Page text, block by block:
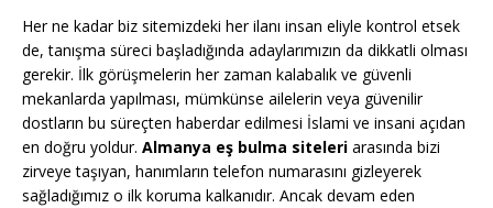
Her ne kadar biz sitemizdeki her ilanı insan eliyle kontrol etsek
de, tanışma süreci başladığında adaylarımızın da dikkatli olması
gerekir. İlk görüşmelerin her zaman kalabalık ve güvenli
mekanlarda yapılması, mümkünse ailelerin veya güvenilir
dostların bu süreçten haberdar edilmesi İslami ve insani açıdan
en doğru yoldur. Almanya eş bulma siteleri arasında bizi
zirveye taşıyan, hanımların telefon numarasını gizleyerek
sağladığımız o ilk koruma kalkanıdır. Ancak devam eden